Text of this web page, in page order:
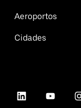
Aeroportos
Cidades